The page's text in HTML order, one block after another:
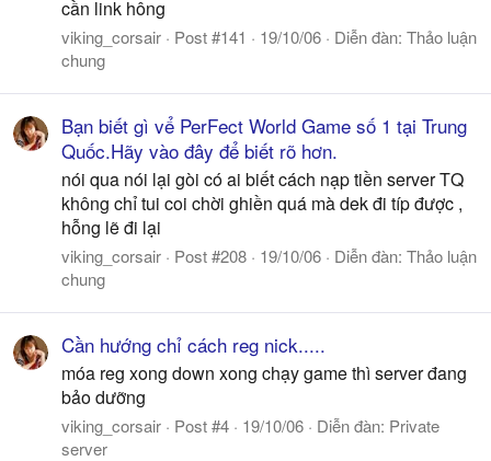
cần link hông
viking_corsair Post #141 19/10/06 Diễn đàn: Thảo luận
chung
Bạn biết gì vể PerFect World Game số 1 tại Trung
Quốc.Hãy vào đây để biết rõ hơn.
nói qua nói lại gòi có ai biết cách nạp tiền server TQ
không chỉ tui coi chời ghiền quá mà dek đi típ được ,
hỗng lẽ đi lại
viking_corsair Post #208 19/10/06 Diễn đàn: Thảo luận
chung
Cần hướng chỉ cách reg nick.....
móa reg xong down xong chạy game thì server đang
bảo dưỡng
viking_corsair Post #4 19/10/06 Diễn đàn: Private
server